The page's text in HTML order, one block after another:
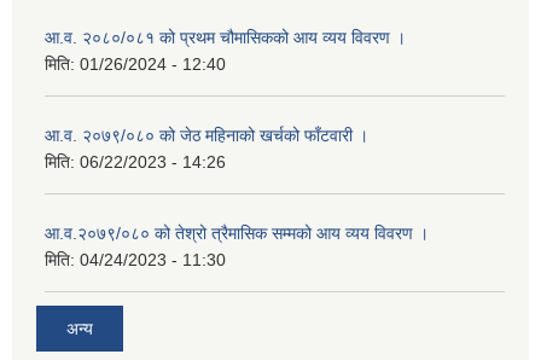
आ.व. २०८०/०८१ को प्रथम चौमासिकको आय व्यय विवरण ।
मिति: 01/26/2024 - 12:40
आ.व. २०७९/०८० को जेठ महिनाको खर्चको फाँटवारी ।
मिति: 06/22/2023 - 14:26
आ.व.२०७९/०८० को तेश्रो त्रैमासिक सम्मको आय व्यय विवरण ।
मिति: 04/24/2023 - 11:30
अन्य